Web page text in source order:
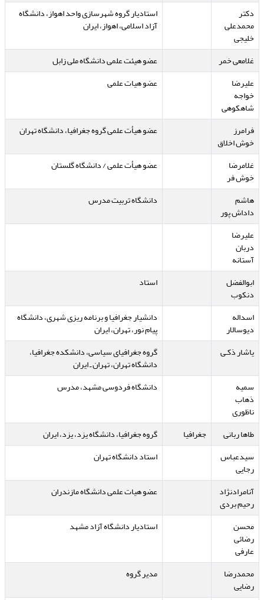
دکتر
محمدعلی
خلیجی
استادیار گروه شهرسازی واحد اهواز، دانشگاه
آزاد اسلامی، اهواز، ایران
غلامعی خمر
عضو هیئت علمی دانشگاه ملی زابل
علیرضا
خواجه
شاهکوهی
عضو هیات علمی
فرامرز
خوش اخلاق
عضو هیأت علمی گروه جغرافیا، دانشگاه تهران
غلامرضا
خوش فر
عضو هیأت علمی / دانشگاه گلستان
هاشم
داداش پور
دانشگاه تربیت مدرس
علیرضا
دربان
آستانه
ابوالفضل
دنکوب
استاد
اسداله
دیوسالار
دانشیار جغرافیا و برنامه ریزی شهری، دانشگاه
پیام نور، تهران، ایران
یاشار ذکـی
گروه جغرافیای سیاسی، دانشکده جغرافیا،
دانشگاه تهران، تهران ـ ایران
سمیه
ذهاب
ناظوری
دانشگاه فردوسی مشهد، مدرس
طاها ربانی جغرافیا
گروه جغرافیا، دانشگاه یزد، یزد، ایران
سیدعباس
رجایی
استاد دانشگاه تهران
آنامرادنژاد
رحیم بردی
عضو هیات علمی دانشگاه مازندران
محسن
رضائی
عارفی
استادیار دانشگاه آزاد مشهد
محمدرضا
رضایی
مدیر گروه